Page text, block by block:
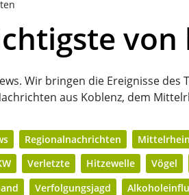
Wir bringen die Ereignisse
aus Koblenz, dem
Regionalnachrichten Mittelrhein
Verletzte Hitzewelle Vögel
Verfolgungsjagd